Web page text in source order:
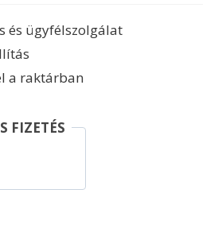
és ügyfélszolgálat
a raktárban
FIZETÉS